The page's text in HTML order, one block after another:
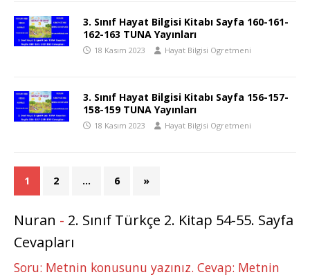
3. Sınıf Hayat Bilgisi Kitabı Sayfa 160-161-
162-163 TUNA Yayınları
18 Kasım 2023 Hayat Bilgisi Ogretmeni
3. Sınıf Hayat Bilgisi Kitabı Sayfa 156-157-
158-159 TUNA Yayınları
18 Kasım 2023 Hayat Bilgisi Ogretmeni
1 2 … 6 »
Nuran - 2. Sınıf Türkçe 2. Kitap 54-55. Sayfa
Cevapları
Soru: Metnin konusunu yazınız. Cevap: Metnin